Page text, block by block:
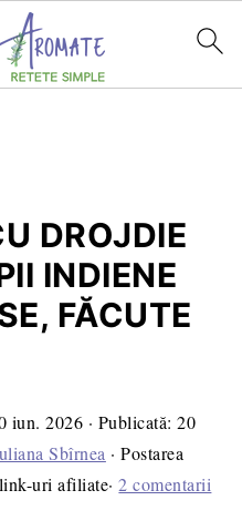
DROJDIE
INDIENE
FĂCUTE
iun. 2026 · Publicată:20
Sbîrnea · Postarea
uri afiliate·2 comentarii